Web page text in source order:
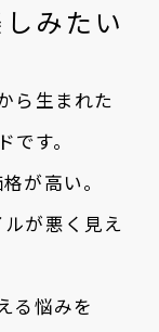
みたい
ら生まれた
す。
が高い。
が悪く見え
る悩みを